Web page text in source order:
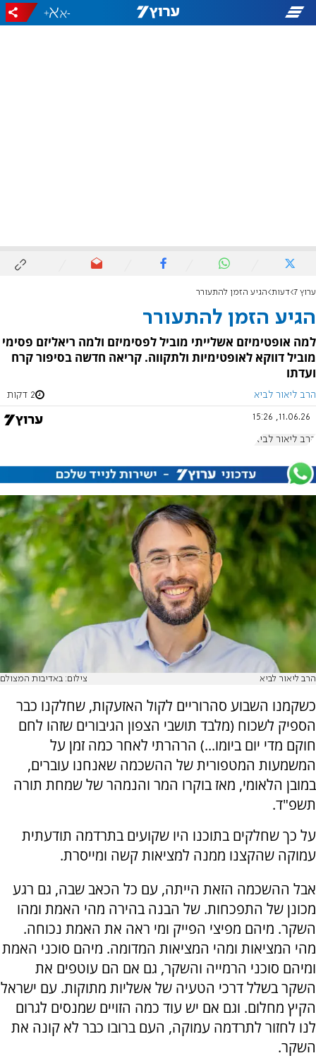
-
+
ערוץ 7 דעות הגיע הזמן להתעורר
הגיע הזמן להתעורר
למה אופטימיזם אשלייתי מוביל לפסימיזם ולמה ריאליזם פסימי
מוביל דווקא לאופטימיות ולתקווה. קריאה חדשה בסיפור קרח
ועדתו
הרב ליאור לביא 2 דקות
11.06.26, 15:26
הרב ליאור לביא
הרב ליאור לביא צילום: באדיבות המצולם
כשקמנו השבוע סהרוריים לקול האזעקות, שחלקנו כבר
הספיק לשכוח (מלבד תושבי הצפון הגיבורים שזהו לחם
חוקם מדי יום ביומו...) הרהרתי לאחר כמה זמן על
המשמעות המטפורית של ההשכמה שאנחנו עוברים,
במובן הלאומי, מאז בוקרו המר והנמהר של שמחת תורה
תשפ"ד.
על כך שחלקים בתוכנו היו שקועים בתרדמה תודעתית
עמוקה שהקצנו ממנה למציאות קשה ומייסרת.
אבל ההשכמה הזאת הייתה, עם כל הכאב שבה, גם רגע
מכונן של התפכחות. של הבנה בהירה מהי האמת ומהו
השקר. מיהם מפיצי הפייק ומי ראה את האמת נכוחה.
מהי המציאות ומהי המציאות המדומה. מיהם סוכני האמת
ומיהם סוכני הרמייה והשקר, גם אם הם עוטפים את
השקר בשלל דרכי הטעיה של אשליות מתוקות. עם ישראל
הקיץ מחלום. וגם אם יש עוד כמה הזויים שמנסים לגרום
לנו לחזור לתרדמה עמוקה, העם ברובו כבר לא קונה את
השקר.